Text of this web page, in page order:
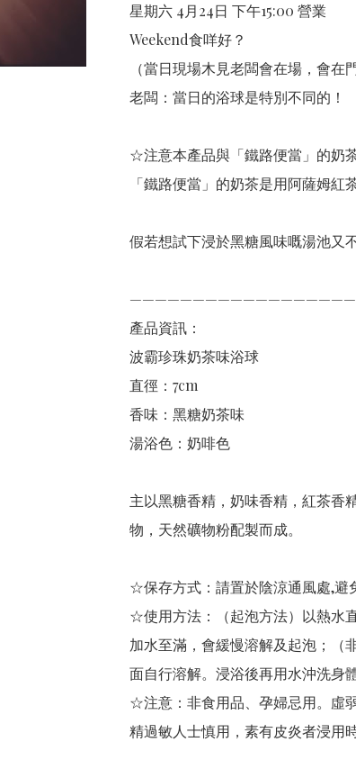
星期六 4月24日 下午15:00 營業
Weekend食咩好？
（當日現場木見老闆會在場，會在
老闆：當日的浴球是特別不同的！
☆注意本產品與「鐵路便當」的奶
「鐵路便當」的奶茶是用阿薩姆紅
假若想試下浸於黑糖風味嘅湯池又
產品資訊：
波霸珍珠奶茶味浴球
直徑：7cm
香味：黑糖奶茶味
湯浴色：奶啡色
主以黑糖香精，奶味香精，紅茶香
物，天然礦物粉配製而成。
☆保存方式：請置於陰涼通風處,避
☆使用方法：（起泡方法）以熱水
加水至滿，會緩慢溶解及起泡；（
面自行溶解。浸浴後再用水沖洗身體
☆注意：非食用品、孕婦忌用。虛
精過敏人士慎用，素有皮炎者浸用